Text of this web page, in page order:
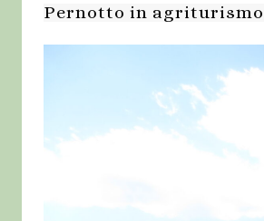
Pernotto in